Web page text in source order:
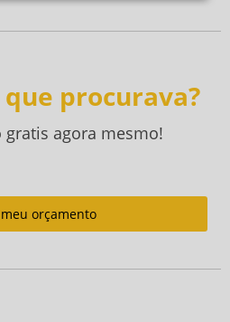
procurava?
gratis agora mesmo!
orçamento